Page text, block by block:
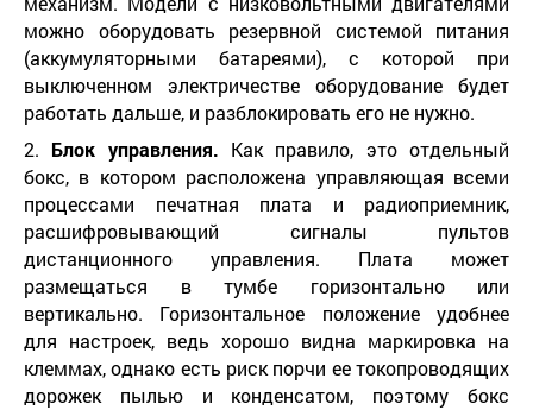
можно оборудовать резервной системой питания
(аккумуляторными батареями), с которой при
выключенном электричестве оборудование будет
работать дальше, и разблокировать его не нужно.
2. Блок управления. Как правило, это отдельный
бокс, в котором расположена управляющая всеми
процессами печатная плата и радиоприемник,
расшифровывающий сигналы пультов
дистанционного управления. Плата может
размещаться в тумбе горизонтально или
вертикально. Горизонтальное положение удобнее
для настроек, ведь хорошо видна маркировка на
клеммах, однако есть риск порчи ее токопроводящих
дорожек пылью и конденсатом, поэтому бокс